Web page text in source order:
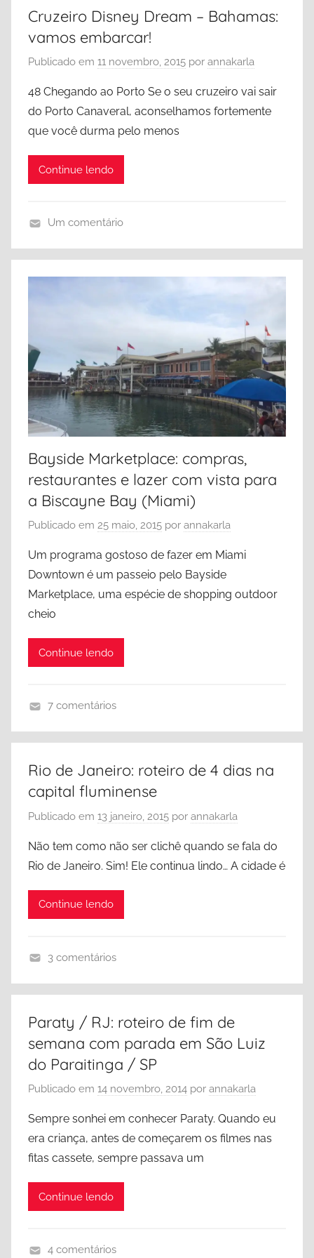
,
C
a
a
d
á
Cruzeiro Disney Dream – Bahamas:
vamos embarcar!
Publicado em 11 novembro, 2015 por annakarla
48 Chegando ao Porto Se o seu cruzeiro vai sair
do Porto Canaveral, aconselhamos fortemente
que você durma pelo menos
Continue lendo
a
h
s
,
C
a
s
a
w
a
a
y
,
Um comentário
Bayside Marketplace: compras,
restaurantes e lazer com vista para
a Biscayne Bay (Miami)
Publicado em 25 maio, 2015 por annakarla
Um programa gostoso de fazer em Miami
Downtown é um passeio pelo Bayside
Marketplace, uma espécie de shopping outdoor
cheio
Continue lendo
o
p
r
a
,
E
s
o
U
n
d
o
s
M
i
a
m
i
7 comentários
Rio de Janeiro: roteiro de 4 dias na
capital fluminense
Publicado em 13 janeiro, 2015 por annakarla
Não tem como não ser clichê quando se fala do
Rio de Janeiro. Sim! Ele continua lindo… A cidade é
Continue lendo
i
d
e
J
a
e
i
r
R
o
3 comentários
Paraty / RJ: roteiro de fim de
semana com parada em São Luiz
do Paraitinga / SP
Publicado em 14 novembro, 2014 por annakarla
Sempre sonhei em conhecer Paraty. Quando eu
era criança, antes de começarem os filmes nas
fitas cassete, sempre passava um
Continue lendo
4 comentários